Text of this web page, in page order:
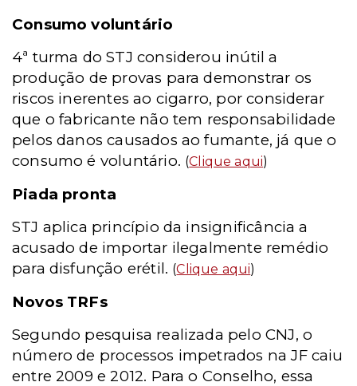
Consumo voluntário
4ª turma do STJ considerou inútil a
produção de provas para demonstrar os
riscos inerentes ao cigarro, por considerar
que o fabricante não tem responsabilidade
pelos danos causados ao fumante, já que o
consumo é voluntário. (Clique aqui)
Piada pronta
STJ aplica princípio da insignificância a
acusado de importar ilegalmente remédio
para disfunção erétil. (Clique aqui)
Novos TRFs
Segundo pesquisa realizada pelo CNJ, o
número de processos impetrados na JF caiu
entre 2009 e 2012. Para o Conselho, essa